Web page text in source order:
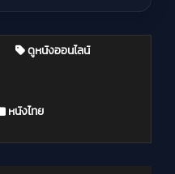
ดูหนังออนไลน์
หนังไทย